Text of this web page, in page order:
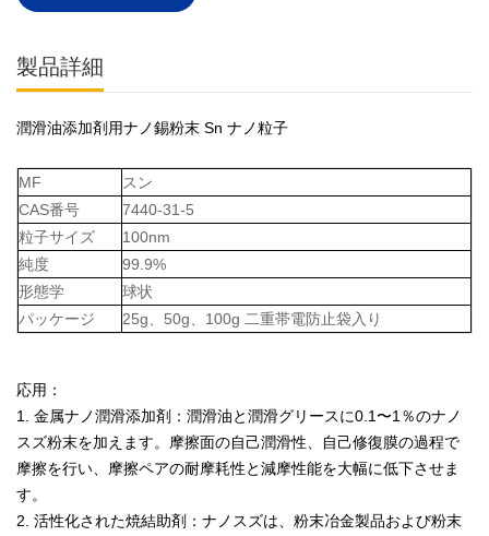
製品詳細
潤滑油添加剤用ナノ錫粉末 Sn ナノ粒子
MF
スン
CAS番号
7440-31-5
粒子サイズ
100nm
純度
99.9%
形態学
球状
パッケージ
25g、50g、100g 二重帯電防止袋入り
応用：
1. 金属ナノ潤滑添加剤：潤滑油と潤滑グリースに0.1〜1％のナノ
スズ粉末を加えます。摩擦面の自己潤滑性、自己修復膜の過程で
摩擦を行い、摩擦ペアの耐摩耗性と減摩性能を大幅に低下させま
す。
2. 活性化された焼結助剤：ナノスズは、粉末冶金製品および粉末